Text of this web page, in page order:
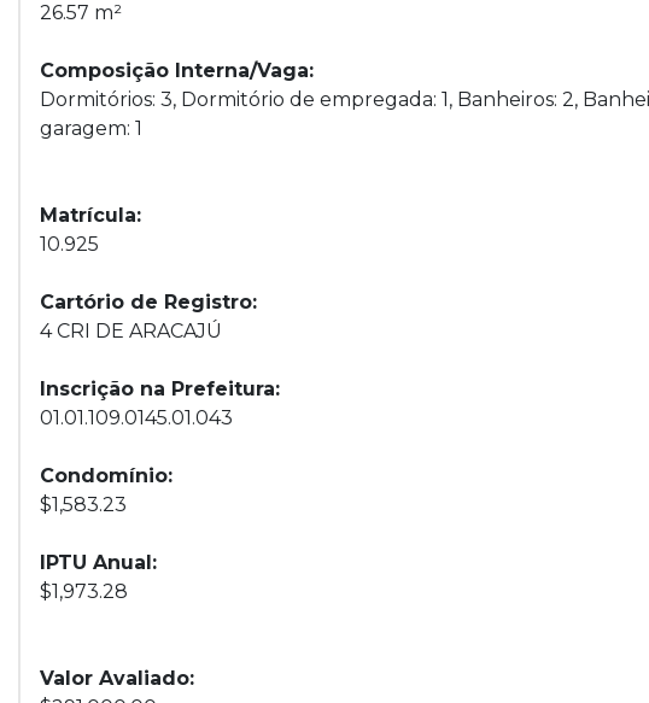
26.57 m²
Composição Interna/Vaga:
Dormitórios: 3, Dormitório de empregada: 1, Banheiros: 2,
garagem: 1
Matrícula:
10.925
Cartório de Registro:
4 CRI DE ARACAJÚ
Inscrição na Prefeitura:
01.01.109.0145.01.043
Condomínio:
$1,583.23
IPTU Anual:
$1,973.28
Valor Avaliado: